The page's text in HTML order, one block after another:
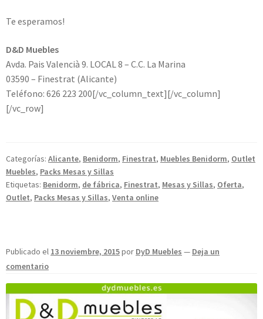
Te esperamos!
D&D Muebles
Avda. Pais Valencià 9. LOCAL 8 – C.C. La Marina
03590 – Finestrat (Alicante)
Teléfono: 626 223 200[/vc_column_text][/vc_column]
[/vc_row]
Categorías: Alicante, Benidorm, Finestrat, Muebles Benidorm, Outlet
Muebles, Packs Mesas y Sillas
Etiquetas: Benidorm, de fábrica, Finestrat, Mesas y Sillas, Oferta,
Outlet, Packs Mesas y Sillas, Venta online
Publicado el 13 noviembre, 2015por DyD Muebles — Deja un
comentario